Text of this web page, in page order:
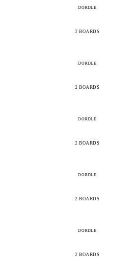
DORDLE
2 BOARDS
DORDLE
2 BOARDS
DORDLE
2 BOARDS
DORDLE
2 BOARDS
DORDLE
2 BOARDS